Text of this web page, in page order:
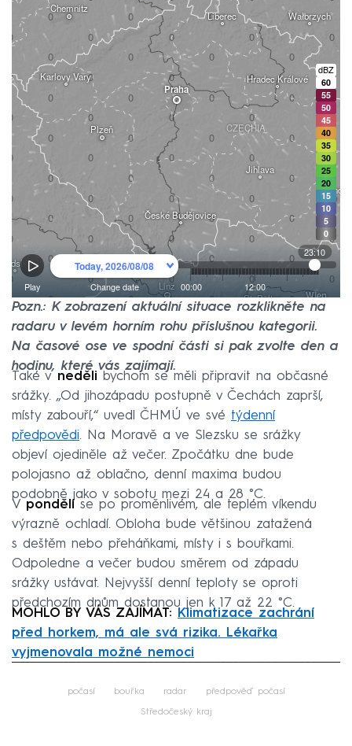
Pozn.: K zobrazení aktuální situace rozklikněte na
radaru v levém horním rohu příslušnou kategorii.
Na časové ose ve spodní části si pak zvolte den a
hodinu, které vás zajímají.
Také v neděli bychom se měli připravit na občasné
srážky. „Od jihozápadu postupně v Čechách zaprší,
místy zabouří,“ uvedl ČHMÚ ve své týdenní
předpovědi. Na Moravě a ve Slezsku se srážky
objeví ojediněle až večer. Zpočátku dne bude
polojasno až oblačno, denní maxima budou
podobně jako v sobotu mezi 24 a 28 °C.
V pondělí se po proměnlivém, ale teplém víkendu
výrazně ochladí. Obloha bude většinou zatažená
s deštěm nebo přeháňkami, místy i s bouřkami.
Odpoledne a večer budou směrem od západu
srážky ustávat. Nejvyšší denní teploty se oproti
předchozím dnům dostanou jen k 17 až 22 °C.
MOHLO BY VÁS ZAJÍMAT:
Klimatizace zachrání
před horkem, má ale svá rizika. Lékařka
vyjmenovala možné nemoci
počasí bouřka radar předpověď počasí
Středočeský kraj